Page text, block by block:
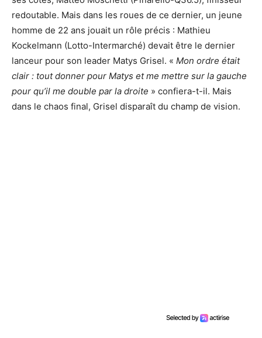
redoutable. Mais dans les roues de ce dernier, un jeune
homme de 22 ans jouait un rôle précis : Mathieu
Kockelmann (Lotto-Intermarché) devait être le dernier
lanceur pour son leader Matys Grisel. « Mon ordre était
clair : tout donner pour Matys et me mettre sur la gauche
pour qu’il me double par la droite » confiera-t-il. Mais
dans le chaos final, Grisel disparaît du champ de vision.